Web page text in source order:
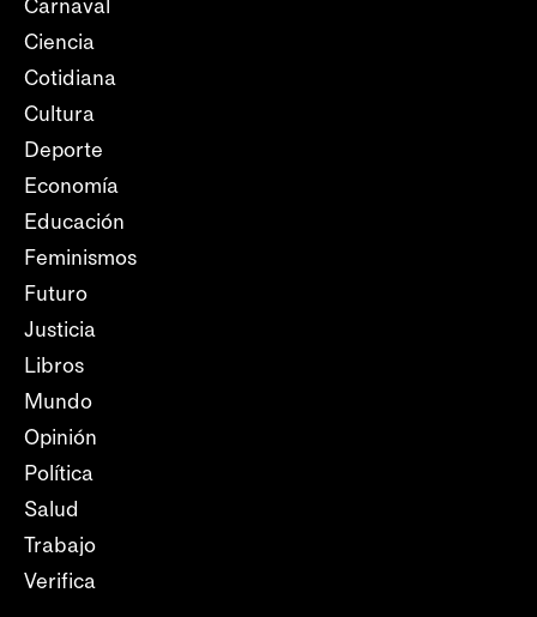
Carnaval
Ciencia
Cotidiana
Cultura
Deporte
Economía
Educación
Feminismos
Futuro
Justicia
Libros
Mundo
Opinión
Política
Salud
Trabajo
Verifica